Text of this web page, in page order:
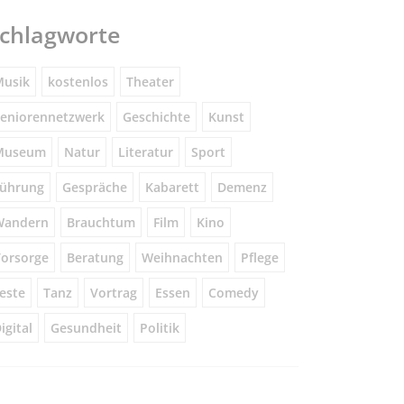
kostenlos Theater
Geschichte Kunst
Natur Literatur Sport
Gespräche Kabarett Demenz
Brauchtum Film Kino
Beratung Weihnachten Pflege
Tanz Vortrag Essen Comedy
Gesundheit Politik